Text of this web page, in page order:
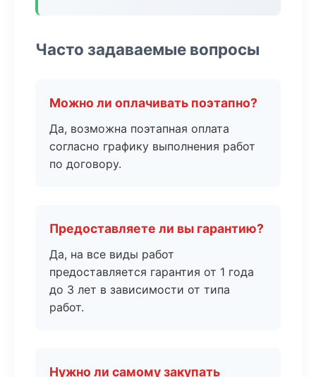
Часто задаваемые вопросы
Можно ли оплачивать поэтапно?
Да, возможна поэтапная оплата
согласно графику выполнения работ
по договору.
Предоставляете ли вы гарантию?
Да, на все виды работ
предоставляется гарантия от 1 года
до 3 лет в зависимости от типа
работ.
Нужно ли самому закупать